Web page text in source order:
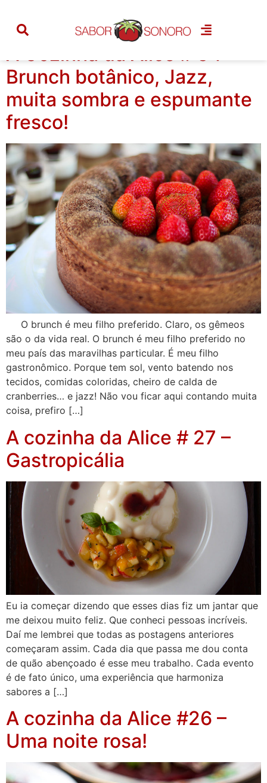
Categoria:acontece
A Cozinha da Alice # 34 –
Brunch botânico, Jazz,
muita sombra e espumante
fresco!
O brunch é meu filho preferido. Claro, os gêmeos
são o da vida real. O brunch é meu filho preferido no
meu país das maravilhas particular. É meu filho
gastronômico. Porque tem sol, vento batendo nos
tecidos, comidas coloridas, cheiro de calda de
cranberries… e jazz! Não vou ficar aqui contando muita
coisa, prefiro […]
A cozinha da Alice # 27 –
Gastropicália
Eu ia começar dizendo que esses dias fiz um jantar que
me deixou muito feliz. Que conheci pessoas incríveis.
Daí me lembrei que todas as postagens anteriores
começaram assim. Cada dia que passa me dou conta
de quão abençoado é esse meu trabalho. Cada evento
é de fato único, uma experiência que harmoniza
sabores a […]
A cozinha da Alice #26 –
Uma noite rosa!